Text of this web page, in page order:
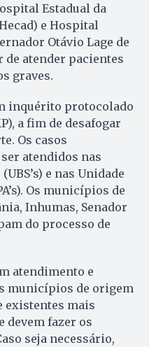
Estadual da
e Hospital
Otávio Lage de
de atender pacientes
graves.
inquérito protocolado
a fim de desafogar
Os casos
atendidos nas
e nas Unidade
Os municípios de
Inhumas, Senador
do processo de
atendimento e
municípios de origem
existentes mais
devem fazer os
seja necessário,